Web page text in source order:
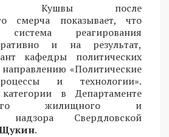
Кушвы после
смерча показывает, что
система реагирования
и на результат,
кафедры политических
«Политические
и технологии».
в Департаменте
жилищного и
надзора Свердловской
.